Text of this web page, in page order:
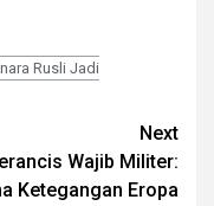
Rusli Jadi
Next
Wajib Militer:
Ketegangan Eropa